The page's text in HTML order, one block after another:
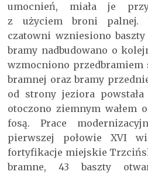
umocnień, miała je
z użyciem broni palnej.
czatowni wzniesiono
bramy nadbudowano o
wzmocniono przedbramiem
bramnej oraz bramy
od strony jeziora
otoczono ziemnym wałem
fosą. Prace
pierwszej połowie XVI
fortyfikacje miejskie
bramne, 43 baszty